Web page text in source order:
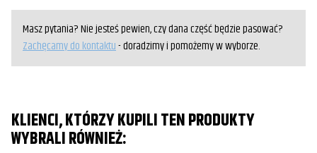
Masz pytania? Nie jesteś pewien, czy dana część będzie pasować?
Zachęcamy do kontaktu- doradzimy i pomożemy w wyborze.
KLIENCI, KTÓRZY KUPILI TEN PRODUKTY
WYBRALI RÓWNIEŻ: